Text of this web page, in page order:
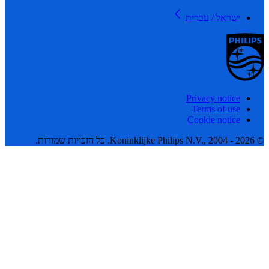
ישראל / עברית
Privacy notice
Terms of use
Cookie notice